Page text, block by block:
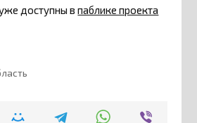
доступны впаблике проекта